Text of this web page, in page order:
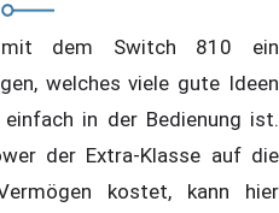
dem Switch 810 ein
welches viele gute Ideen
in der Bedienung ist.
der Extra-Klasse auf die
kostet, kann hier